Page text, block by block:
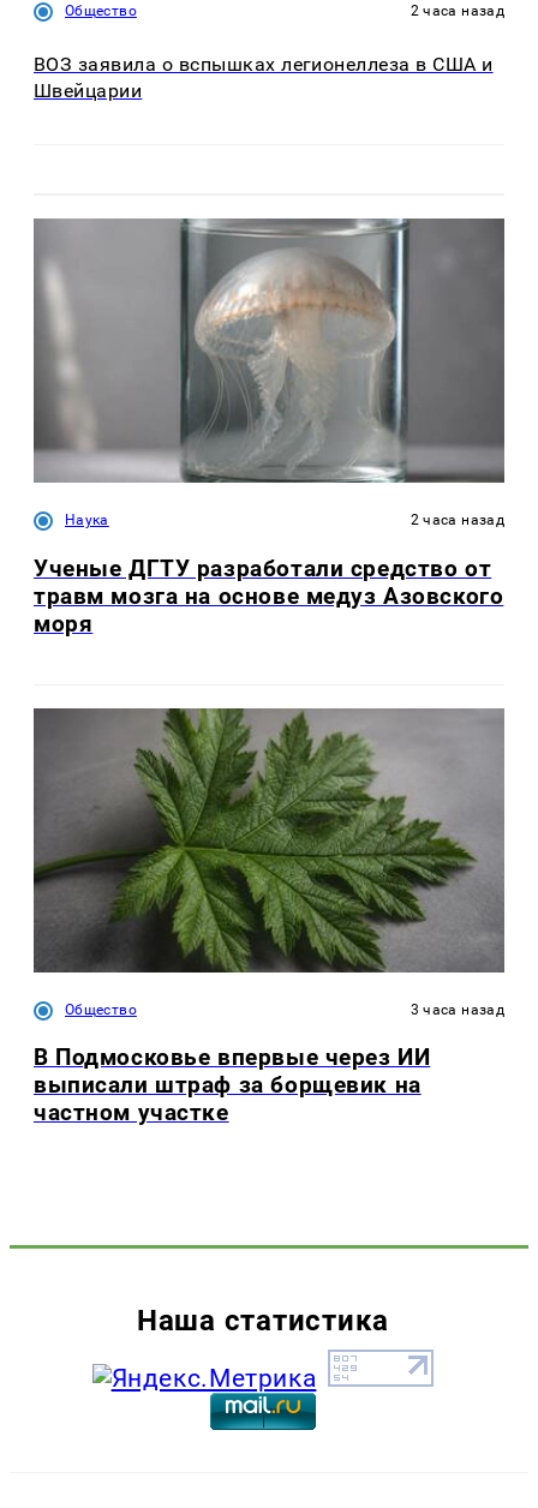
Общество 2 часа назад
ВОЗ заявила о вспышках легионеллеза в США и
Швейцарии
Наука 2 часа назад
Ученые ДГТУ разработали средство от
травм мозга на основе медуз Азовского
моря
Общество 3 часа назад
В Подмосковье впервые через ИИ
выписали штраф за борщевик на
частном участке
Наша статистика